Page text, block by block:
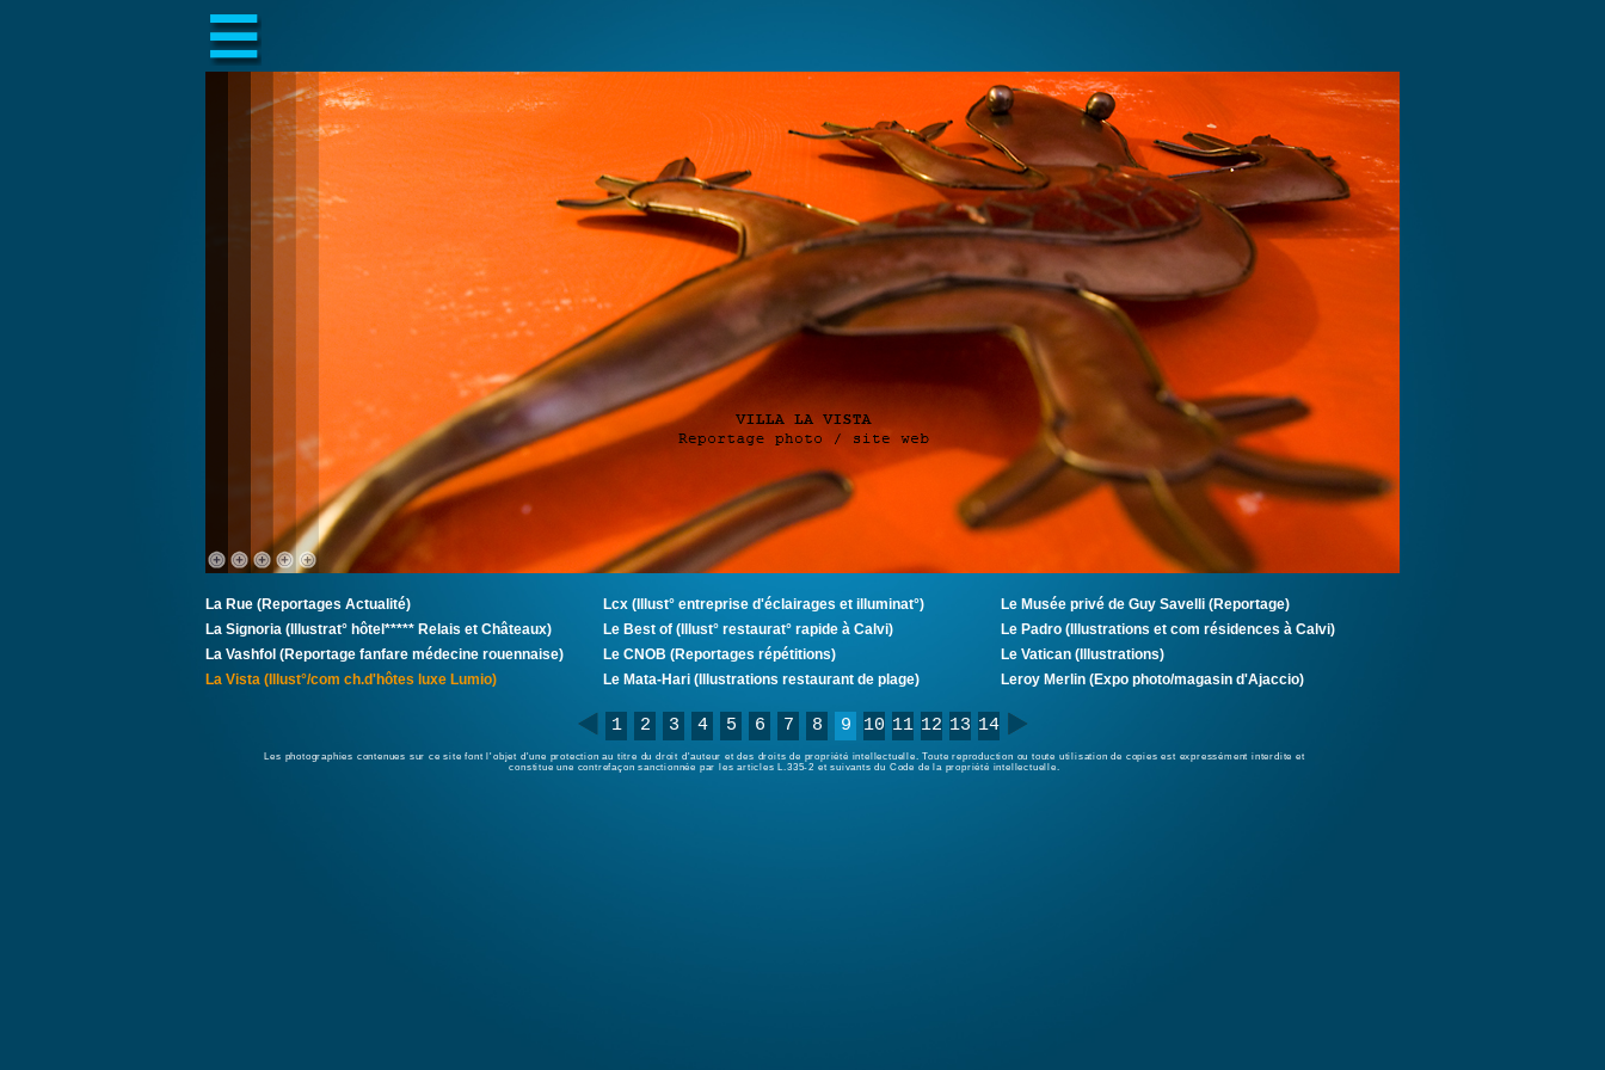
La Rue (Reportages Actualité)
La Signoria (Illustrat° hôtel***** Relais et Châteaux)
La Vashfol (Reportage fanfare médecine rouennaise)
La Vista (Illust°/com ch.d'hôtes luxe Lumio)
Lcx (Illust° entreprise d'éclairages et illuminat°)
Le Best of (Illust° restaurat° rapide à Calvi)
Le CNOB (Reportages répétitions)
Le Mata-Hari (Illustrations restaurant de plage)
Le Musée privé de Guy Savelli (Reportage)
Le Padro (Illustrations et com résidences à Calvi)
Le Vatican (Illustrations)
Leroy Merlin (Expo photo/magasin d'Ajaccio)
1 2 3 4 5 6 7 8 9 10 11 12 13 14
Les photographies contenues sur ce site font l'objet d'une protection au titre du droit d'auteur et des droits de propriété intellectuelle. Toute reproduction ou toute utilisation de copies est expressément interdite et
constitue une contrefaçon sanctionnée par les articles L.335-2 et suivants du Code de la propriété intellectuelle.